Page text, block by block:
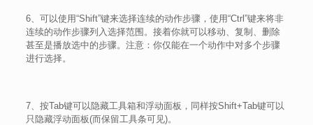
6、可以使用“Shift”键来选择连续的动作步骤，使用“Ctrl”键来将非
连续的动作步骤列入选择范围。接着你就可以移动、复制、删除
甚至是播放选中的步骤。注意：你仅能在一个动作中对多个步骤
进行选择。
7、按Tab键可以隐藏工具箱和浮动面板，同样按Shift+Tab键可以
只隐藏浮动面板(而保留工具条可见)。